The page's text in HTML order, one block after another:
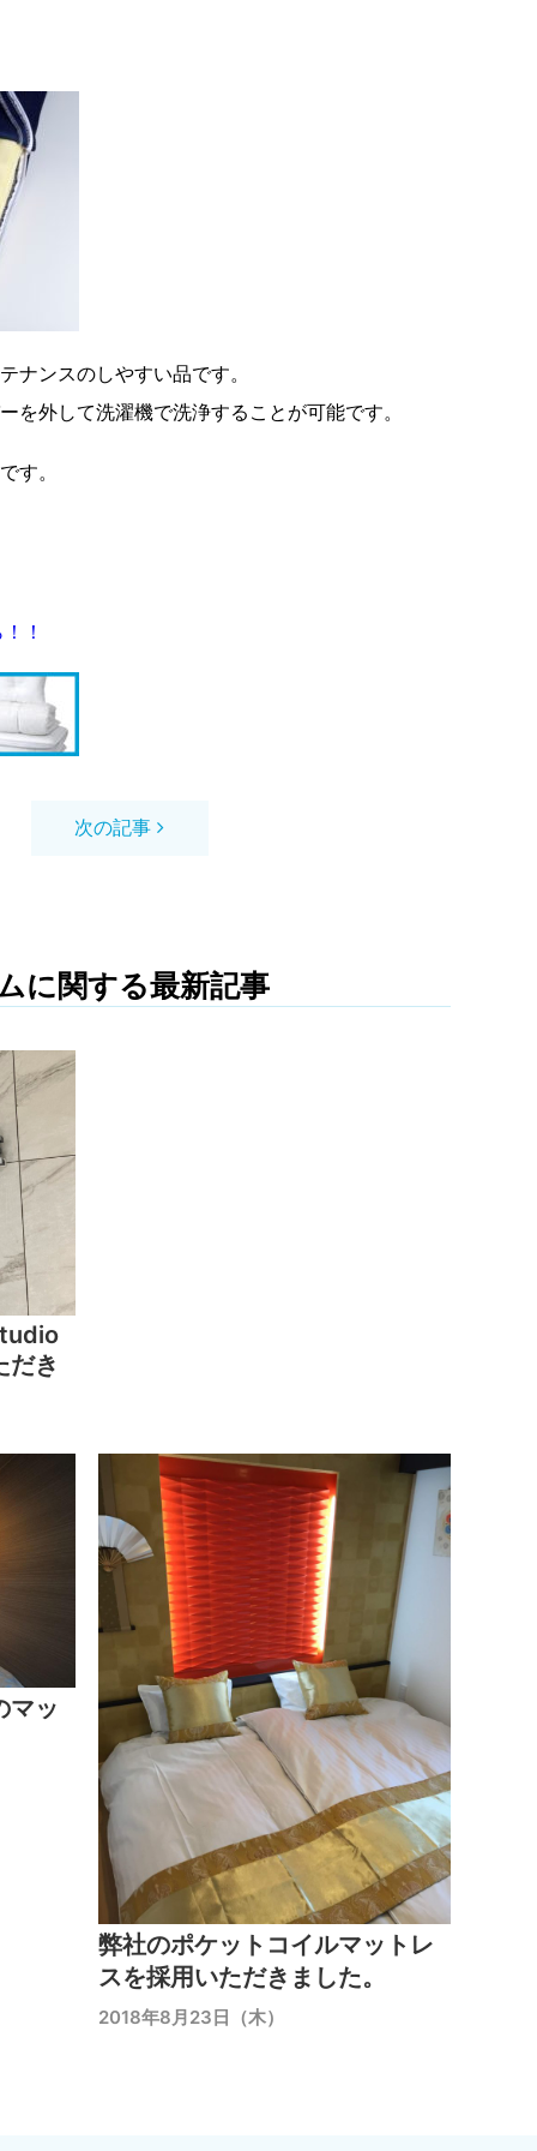
ナンスのしやすい品です。
外して洗濯機で洗浄することが可能です。
す。
！
次の記事
に関する最新記事
だき
マッ
弊社のポケットコイルマットレ
スを採用いただきました。
2018年8月23日（木）